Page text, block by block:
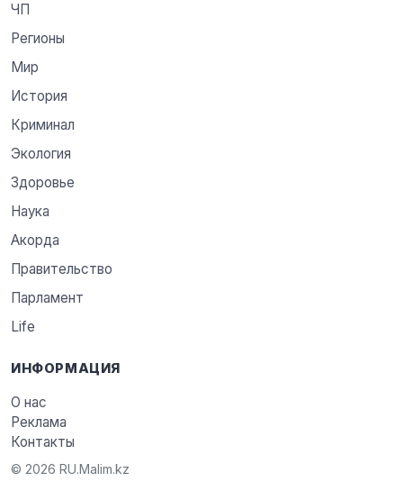
ЧП
Регионы
Мир
История
Криминал
Экология
Здоровье
Наука
Акорда
Правительство
Парламент
Life
ИНФОРМАЦИЯ
О нас
Реклама
Контакты
© 2026 RU.Malim.kz